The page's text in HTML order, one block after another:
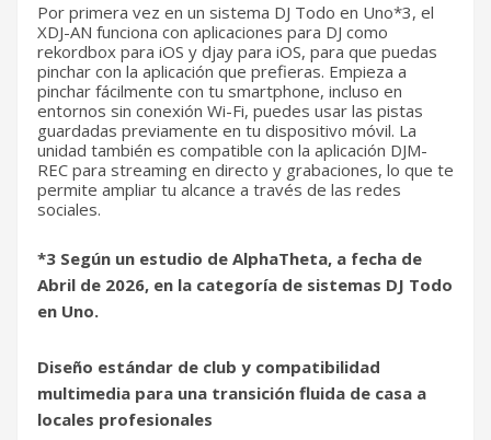
Por primera vez en un sistema DJ Todo en Uno*3, el
XDJ-AN funciona con aplicaciones para DJ como
rekordbox para iOS y djay para iOS, para que puedas
pinchar con la aplicación que prefieras. Empieza a
pinchar fácilmente con tu smartphone, incluso en
entornos sin conexión Wi-Fi, puedes usar las pistas
guardadas previamente en tu dispositivo móvil. La
unidad también es compatible con la aplicación DJM-
REC para streaming en directo y grabaciones, lo que te
permite ampliar tu alcance a través de las redes
sociales.
*3 Según un estudio de AlphaTheta, a fecha de
Abril de 2026, en la categoría de sistemas DJ Todo
en Uno.
Diseño estándar de club y compatibilidad
multimedia para una transición fluida de casa a
locales profesionales